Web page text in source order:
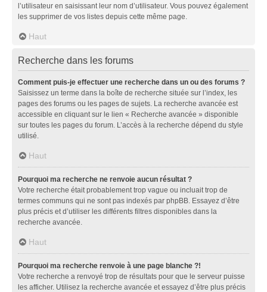
l’utilisateur en saisissant leur nom d’utilisateur. Vous pouvez également
les supprimer de vos listes depuis cette même page.
Haut
Recherche dans les forums
Comment puis-je effectuer une recherche dans un ou des forums ?
Saisissez un terme dans la boîte de recherche située sur l’index, les
pages des forums ou les pages de sujets. La recherche avancée est
accessible en cliquant sur le lien « Recherche avancée » disponible
sur toutes les pages du forum. L’accès à la recherche dépend du style
utilisé.
Haut
Pourquoi ma recherche ne renvoie aucun résultat ?
Votre recherche était probablement trop vague ou incluait trop de
termes communs qui ne sont pas indexés par phpBB. Essayez d’être
plus précis et d’utiliser les différents filtres disponibles dans la
recherche avancée.
Haut
Pourquoi ma recherche renvoie à une page blanche ?!
Votre recherche a renvoyé trop de résultats pour que le serveur puisse
les afficher. Utilisez la recherche avancée et essayez d’être plus précis